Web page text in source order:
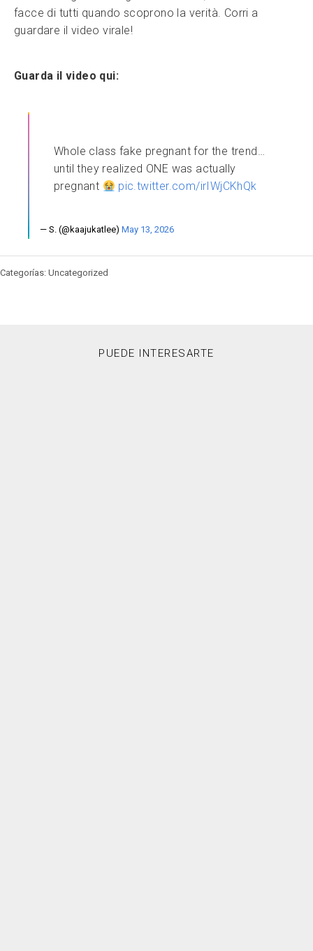
facce di tutti quando scoprono la verità. Corri a
guardare il video virale!
Guarda il video qui:
Whole class fake pregnant for the trend…
until they realized ONE was actually
pregnant
pic.twitter.com/irIWjCKhQk
— S. (@kaajukatlee) May 13, 2026
Categorías: Uncategorized
PUEDE INTERESARTE